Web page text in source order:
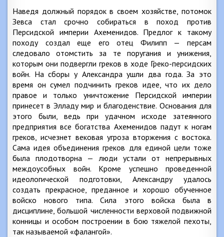
Наведя должный порядок в своем хозяйстве, потомок
Зевса стал срочно собираться в поход против
Персидской империи Ахеменидов. Предлог к такому
походу создал еще его отец Филипп — персам
следовало отомстить за те поругания и унижения,
которым они подвергли греков в ходе Греко-персидских
войн. На сборы у Александра ушли два года. За это
время он сумел подчинить греков идее, что их дело
правое и только уничтожение Персидской империи
принесет в Элладу мир и благоденствие. Основания для
этого были, ведь при удачном исходе затеянного
предприятия все богатства Ахеменидов падут к ногам
греков, исчезнет вековая угроза вторжения с востока.
Сама идея объединения греков для единой цели тоже
была плодотворна — люди устали от непрерывных
междоусобных войн. Кроме успешно проведенной
идеологической подготовки, Александру удалось
создать прекрасное, преданное и хорошо обученное
войско нового типа. Сила этого войска была в
дисциплине, большой численности верховой подвижной
конницы и особом построении в бою тяжелой пехоты,
так называемой «фалангой».